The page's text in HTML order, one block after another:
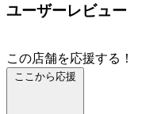
ユーザーレビュー
この店舗を応援する！
ここから応援